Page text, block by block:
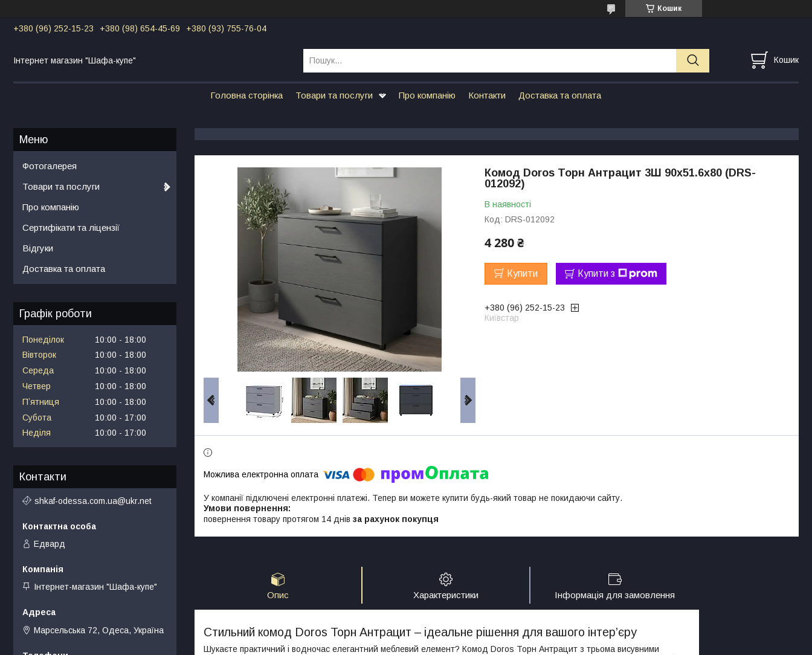
Кошик
+380 (96) 252-15-23 +380 (98) 654-45-69 +380 (93) 755-76-04
Інтернет магазин "Шафа-купе" Кошик
Головна сторінка Товари та послуги Про компанію Контакти Доставка та оплата
Комод Doros Торн Антрацит 3Ш 90х51.6х80 (DRS-
012092)
В наявності
Код: DRS-012092
4 280 ₴
Купити Купити з
+380 (96) 252-15-23
Київстар
У компанії підключені електронні платежі. Тепер ви можете купити будь-який товар не покидаючи сайту.
повернення товару протягом 14 днів за рахунок покупця
Опис Характеристики Інформація для замовлення
Стильний комод Doros Торн Антрацит – ідеальне рішення для вашого інтер’єру
Шукаєте практичний і водночас елегантний меблевий елемент? Комод Doros Торн Антрацит з трьома висувними
Фотогалерея
Товари та послуги
Про компанію
Сертифікати та ліцензії
Відгуки
Доставка та оплата
Графік роботи
Понеділок 10:00
18:00
Вівторок
10:00
18:00
Середа
10:00
18:00
Четвер
10:00
18:00
Пʼятниця
10:00
18:00
Субота
10:00
17:00
Неділя
10:00 17:00
Контакти
shkaf-odessa.com.ua@ukr.net
Едвард
Інтернет-магазин "Шафа-купе"
Марсельська 72, Одеса, Україна